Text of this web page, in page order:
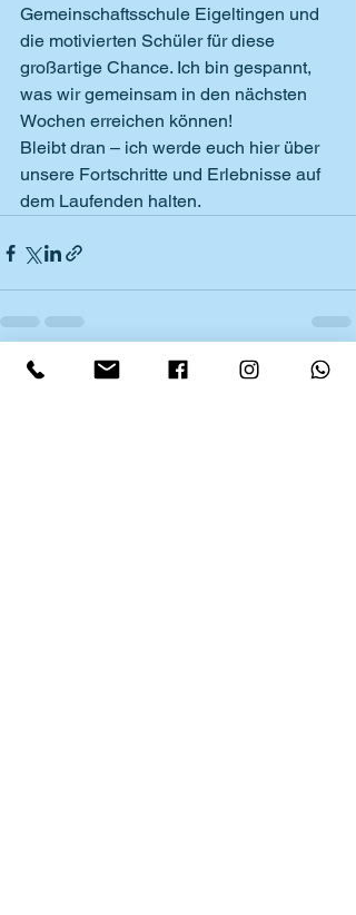
Gemeinschaftsschule Eigeltingen und
die motivierten Schüler für diese
großartige Chance. Ich bin gespannt,
was wir gemeinsam in den nächsten
Wochen erreichen können!
Bleibt dran – ich werde euch hier über
unsere Fortschritte und Erlebnisse auf
dem Laufenden halten.
Aktuelle Beiträge Alle ansehen